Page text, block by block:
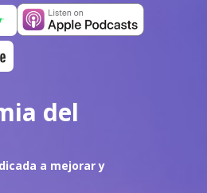
del
a mejorar y